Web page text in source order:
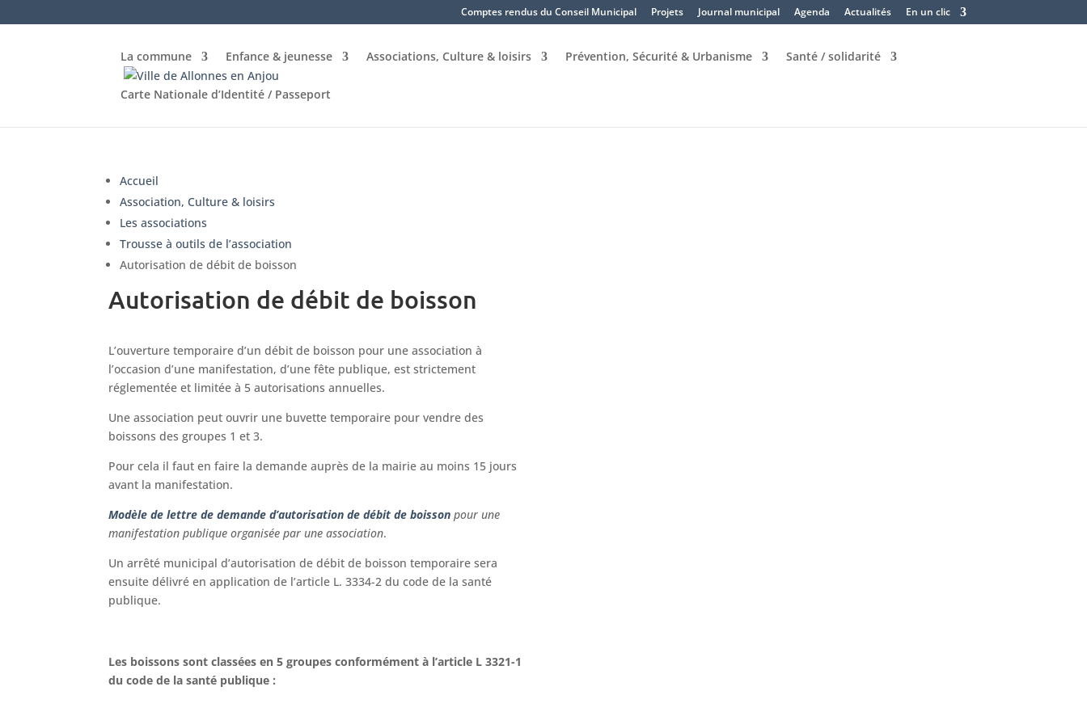
Comptes rendus du Conseil Municipal Projets Journal municipal Agenda Actualités En un clic
La commune Enfance & jeunesse Associations, Culture & loisirs Prévention, Sécurité & Urbanisme Santé / solidarité
Carte Nationale d’Identité / Passeport
Accueil
Association, Culture & loisirs
Les associations
Trousse à outils de l’association
Autorisation de débit de boisson
Autorisation de débit de boisson
L’ouverture temporaire d’un débit de boisson pour une association à
l’occasion d’une manifestation, d’une fête publique, est strictement
réglementée et limitée à 5 autorisations annuelles.
Une association peut ouvrir une buvette temporaire pour vendre des
boissons des groupes 1 et 3.
Pour cela il faut en faire la demande auprès de la mairie au moins 15 jours
avant la manifestation.
Modèle de lettre de demande d’autorisation de débit de boissonpour une
manifestation publique organisée par une association.
Un arrêté municipal d’autorisation de débit de boisson temporaire sera
ensuite délivré en application de l’article L. 3334-2 du code de la santé
publique.
Les boissons sont classées en 5 groupes conformément à l’article L 3321-1
du code de la santé publique :